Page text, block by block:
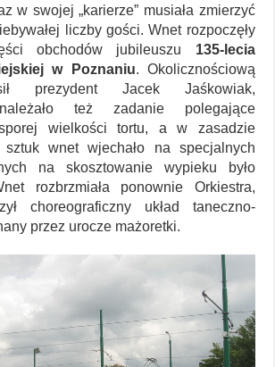
w swojej „karierze” musiała zmierzyć
liczby gości. Wnet rozpoczęły
obchodów jubileuszu 135-lecia
w Poznaniu. Okolicznościową
prezydent Jacek Jaśkowiak,
też zadanie polegające
wielkości tortu, a w zasadzie
wnet wjechało na specjalnych
na skosztowanie wypieku było
rozbrzmiała ponownie Orkiestra,
choreograficzny układ taneczno-
przez urocze mażoretki.